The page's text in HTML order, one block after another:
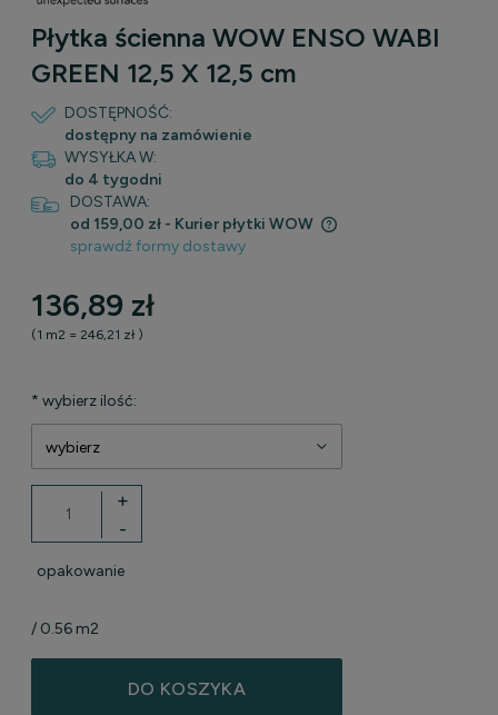
Płytka ścienna WOW ENSO WABI
GREEN 12,5 X 12,5 cm
DOSTĘPNOŚĆ:
dostępny na zamówienie
WYSYŁKA W:
do 4 tygodni
DOSTAWA:
od 159,00 zł - Kurier płytki WOW
Cena nie zawiera ewentualnych kosztów płatności
sprawdź formy dostawy
136,89 zł
(1 m2 = 246,21 zł )
* wybierz ilość:
-
+
opakowanie
/ 0.56 m2
DO KOSZYKA